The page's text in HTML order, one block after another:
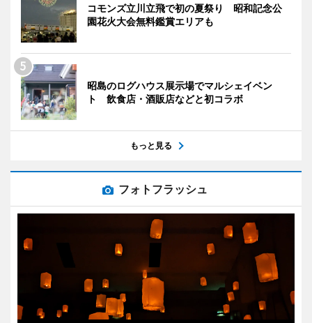
コモンズ立川立飛で初の夏祭り 昭和記念公
園花火大会無料鑑賞エリアも
昭島のログハウス展示場でマルシェイベン
ト 飲食店・酒販店などと初コラボ
もっと見る
フォトフラッシュ